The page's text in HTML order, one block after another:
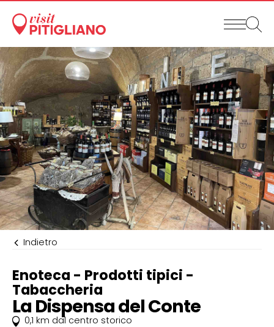
Indietro
Enoteca - Prodotti tipici -
Tabaccheria
La Dispensa del Conte
0,1 km dal centro storico